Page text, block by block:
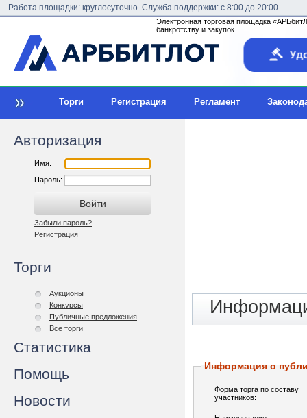
Работа площадки: круглосуточно. Служба поддержки: с 8:00 до 20:00.
Электронная торговая площадка
банкротству и закупок.
Торги Регистрация Регламент
Авторизация
Имя:
Пароль:
Забыли пароль?
Регистрация
Торги
Аукционы
Конкурсы
Публичные предложения
Все торги
Статистика
Помощь
Новости
Информация о
Форма торга по составу
участников: